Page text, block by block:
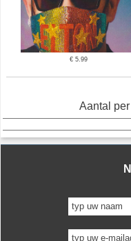
€ 5.99
Aantal